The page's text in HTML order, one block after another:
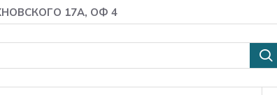
17А, ОФ 4